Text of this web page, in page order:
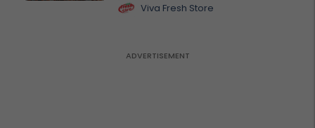
Viva Fresh Store